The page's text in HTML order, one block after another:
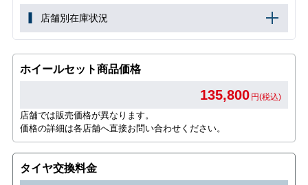
店舗別在庫状況
ホイールセット商品価格
135,800 円(税込)
店舗では販売価格が異なります。
価格の詳細は各店舗へ直接お問い合わせください。
タイヤ交換料金